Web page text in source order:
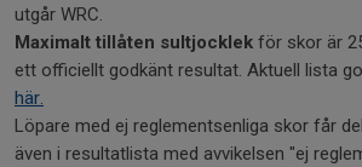
utgår WRC.
Maximalt tillåten sultjocklek för skor är
ett officiellt godkänt resultat. Aktuell lista
här.
Löpare med ej reglementsenliga skor får
även i resultatlista med avvikelsen "ej